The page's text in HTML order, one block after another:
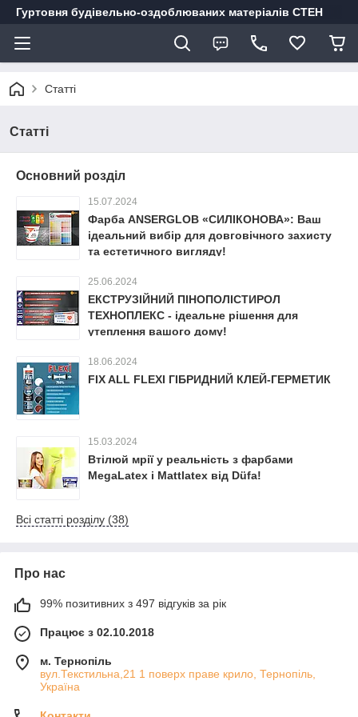
Гуртовня будівельно-оздоблюваних матеріалів СТЕН
Статті
Статті
Основний розділ
15.07.2024
Фарба ANSERGLOB «СИЛІКОНОВА»: Ваш
ідеальний вибір для довговічного захисту
та естетичного вигляду!
25.06.2024
ЕКСТРУЗІЙНИЙ ПІНОПОЛІСТИРОЛ
ТЕХНОПЛЕКС - ідеальне рішення для
утеплення вашого дому!
18.06.2024
FIX ALL FLEXI ГІБРИДНИЙ КЛЕЙ-ГЕРМЕТИК
15.03.2024
Втілюй мрії у реальність з фарбами
MegaLatex і Mattlatex від Düfa!
Всі статті розділу (38)
Про нас
99% позитивних з 497 відгуків за рік
Працює з 02.10.2018
м. Тернопіль
вул.Текстильна,21 1 поверх праве крило, Тернопіль,
Україна